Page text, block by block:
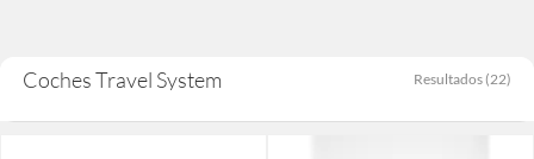
Coches Travel System Resultados (22)